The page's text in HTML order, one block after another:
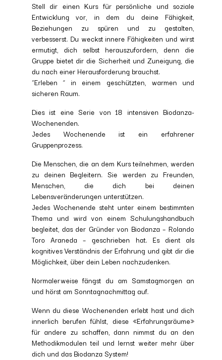
Stell dir einen Kurs für persönliche und soziale
Entwicklung vor, in dem du deine Fähigkeit,
Beziehungen zu spüren und zu gestalten,
verbesserst. Du weckst innere Fähigkeiten und wirst
ermutigt, dich selbst herauszufordern, denn die
Gruppe bietet dir die Sicherheit und Zuneigung, die
du nach einer Herausforderung brauchst.
“Erleben ” in einem geschützten, warmen und
sicheren Raum.
Dies ist eine Serie von 18 intensiven Biodanza-
Wochenenden.
Jedes Wochenende ist ein erfahrener
Gruppenprozess.
Die Menschen, die an dem Kurs teilnehmen, werden
zu deinen Begleitern. Sie werden zu Freunden,
Menschen, die dich bei deinen
Lebensveränderungen unterstützen.
Jedes Wochenende steht unter einem bestimmten
Thema und wird von einem Schulungshandbuch
begleitet, das der Gründer von Biodanza – Rolando
Toro Araneda – geschrieben hat. Es dient als
kognitives Verständnis der Erfahrung und gibt dir die
Möglichkeit, über dein Leben nachzudenken.
Normalerweise fängst du am Samstagmorgen an
und hörst am Sonntagnachmittag auf.
Wenn du diese Wochenenden erlebt hast und dich
innerlich berufen fühlst, diese «Erfahrungsräume»
für andere zu schaffen, dann nimmst du an den
Methodikmodulen teil und lernst weiter mehr über
dich und das Biodanza System!